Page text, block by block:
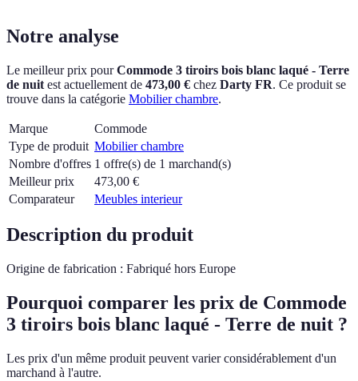
Notre analyse
Le meilleur prix pourCommode 3 tiroirs bois blanc laqué - Terre
de nuit est actuellement de 473,00 € chez Darty FR. Ce produit se
trouve dans la catégorie Mobilier chambre.
Marque
Commode
Type de produit Mobilier chambre
Nombre d'offres 1 offre(s) de 1 marchand(s)
Meilleur prix
473,00 €
Comparateur
Meubles interieur
Description du produit
Origine de fabrication : Fabriqué hors Europe
Pourquoi comparer les prix de Commode
3 tiroirs bois blanc laqué - Terre de nuit ?
Les prix d'un même produit peuvent varier considérablement d'un
marchand à l'autre.